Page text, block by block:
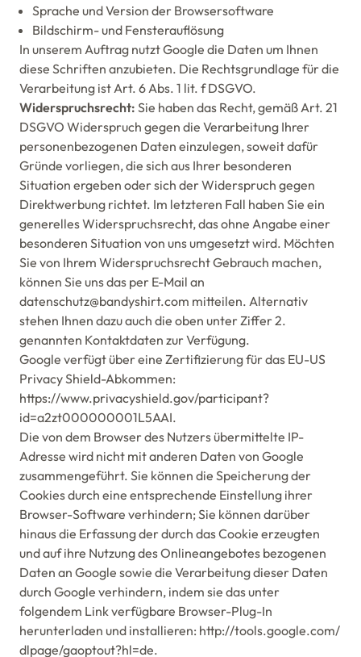
Sprache und Version der Browsersoftware
Bildschirm- und Fensterauflösung
In unserem Auftrag nutzt Google die Daten um Ihnen
diese Schriften anzubieten. Die Rechtsgrundlage für die
Verarbeitung ist Art. 6 Abs. 1 lit. f DSGVO.
Widerspruchsrecht: Sie haben das Recht, gemäß Art. 21
DSGVO Widerspruch gegen die Verarbeitung Ihrer
personenbezogenen Daten einzulegen, soweit dafür
Gründe vorliegen, die sich aus Ihrer besonderen
Situation ergeben oder sich der Widerspruch gegen
Direktwerbung richtet. Im letzteren Fall haben Sie ein
generelles Widerspruchsrecht, das ohne Angabe einer
besonderen Situation von uns umgesetzt wird. Möchten
Sie von Ihrem Widerspruchsrecht Gebrauch machen,
können Sie uns das per E-Mail an
datenschutz@bandyshirt.com mitteilen. Alternativ
stehen Ihnen dazu auch die oben unter Ziffer 2.
genannten Kontaktdaten zur Verfügung.
Google verfügt über eine Zertifizierung für das EU-US
Privacy Shield-Abkommen:
https://www.privacyshield.gov/participant?
id=a2zt000000001L5AAI.
Die von dem Browser des Nutzers übermittelte IP-
Adresse wird nicht mit anderen Daten von Google
zusammengeführt. Sie können die Speicherung der
Cookies durch eine entsprechende Einstellung ihrer
Browser-Software verhindern; Sie können darüber
hinaus die Erfassung der durch das Cookie erzeugten
und auf ihre Nutzung des Onlineangebotes bezogenen
Daten an Google sowie die Verarbeitung dieser Daten
durch Google verhindern, indem sie das unter
folgendem Link verfügbare Browser-Plug-In
herunterladen und installieren: http://tools.google.com/
dlpage/gaoptout?hl=de.